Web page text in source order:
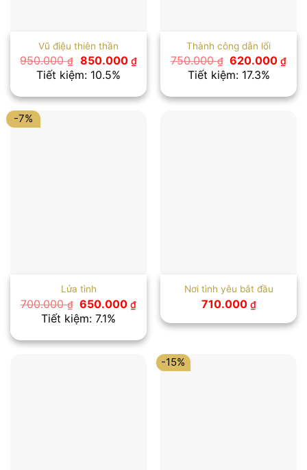
Vũ điệu thiên thần
950.000₫ Giá
gốc
là:
850.000 ₫Giá
hiện
là:
850.000 ₫.
Tiết kiệm: 10.5%
Thành công dẫn lối
750.000₫ Giá
gốc
là:
620.000₫Giá
là:
Tiết kiệm: 17.3%
-7%
Lửa tình
700.000₫ Giá
gốc
là:
650.000₫Giá
là:
650.000 ₫.
Tiết kiệm: 7.1%
Nơi tình yêu bắt đầu
710.000 ₫
-15%